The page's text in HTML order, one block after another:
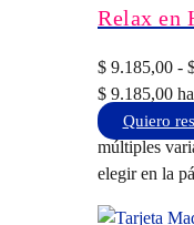
Relax en
$ 9.185,00 -
$ 9.185,00
Quiero
múltiples
elegir en la